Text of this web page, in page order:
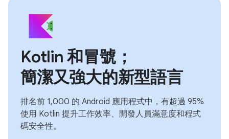
Kotlin 和冒號；
簡潔又強大的新型語言
排名前 1,000 的 Android 應用程式中，有超過 95%
使用 Kotlin 提升工作效率、開發人員滿意度和程式
碼安全性。